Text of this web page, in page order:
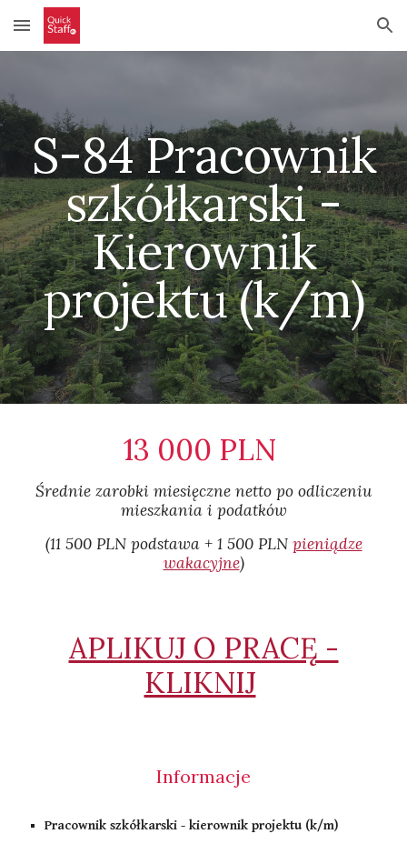
Skip to main content Skip to navigation
S-84 Pracownik
szkółkarski -
Kierownik
projektu (k/m)
13 000 PLN
Średnie zarobki miesięczne netto po odliczeniu
mieszkania i podatków​
(11 500 PLN podstawa + 1 500 PLN pieniądze
wakacyjne)
APLIKUJ O PRACĘ -
KLIKNIJ
Informacje
Pracownik szkółkarski - kierownik projektu (k/m)